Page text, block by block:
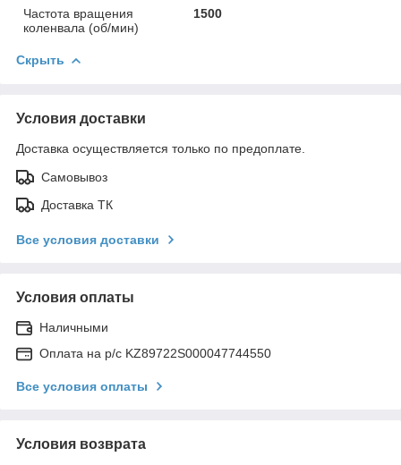
Частота вращения
коленвала (об/мин)
1500
Скрыть
Условия доставки
Доставка осуществляется только по предоплате.
Самовывоз
Доставка ТК
Все условия доставки
Условия оплаты
Наличными
Оплата на р/с KZ89722S000047744550
Все условия оплаты
Условия возврата